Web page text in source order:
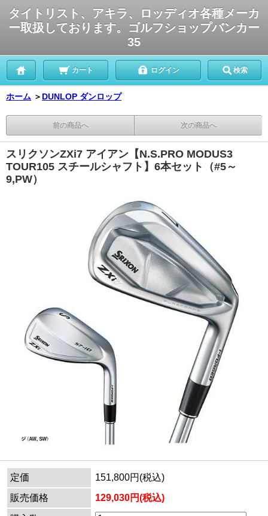
タイトリスト、アキラ、ロッディオ各種メーカ
ー取扱しております。ゴルフショップバンカー
35
カート ログイン 検索
ホーム ＞ DUNLOP ダンロップ
前の商品へ 次の商品へ
スリクソンZXi7 アイアン【N.S.PRO MODUS3
TOUR105 スチールシャフト】6本セット（#5～
9,PW）
定価
151,800円(税込)
販売価格
129,030円(税込)